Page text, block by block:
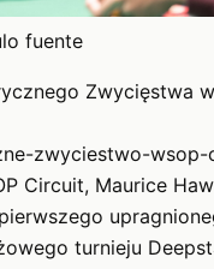
fuente
Zwycięstwa
zwyciestwo-
Circuit, Maurice
turnieju